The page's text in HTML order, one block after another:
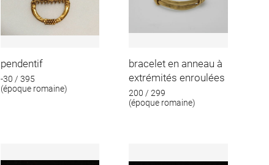
pendentif
-30 / 395
(époque romaine)
bracelet en anneau à
extrémités enroulées
200 / 299
(époque romaine)